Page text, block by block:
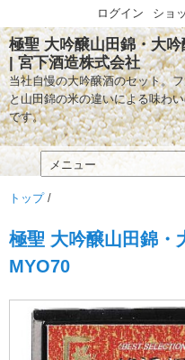
極聖 大吟醸山田錦・大
| 宮下酒造株式会社
当社自慢の大吟醸酒のセット。
と山田錦の米の違いによる味わ
です。
トップ/
極聖 大吟醸山田錦・
MYO70
ショ
ログイン